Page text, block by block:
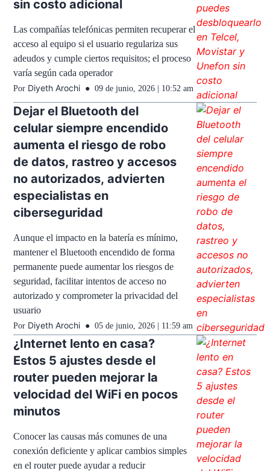
sin costo adicional
Las compañías telefónicas permiten recuperar el
acceso al equipo si el usuario regulariza sus
adeudos y cumple ciertos requisitos; el proceso
varía según cada operador
Por Diyeth Arochi 09 de junio, 2026 | 10:52 am
Dejar el Bluetooth del
celular siempre encendido
aumenta el riesgo de robo
de datos, rastreo y accesos
no autorizados, advierten
especialistas en
ciberseguridad
Aunque el impacto en la batería es mínimo,
mantener el Bluetooth encendido de forma
permanente puede aumentar los riesgos de
seguridad, facilitar intentos de acceso no
autorizado y comprometer la privacidad del
usuario
Por Diyeth Arochi 05 de junio, 2026 | 11:59 am
¿Internet lento en casa?
Estos 5 ajustes desde el
router pueden mejorar la
velocidad del WiFi en pocos
minutos
Conocer las causas más comunes de una
conexión deficiente y aplicar cambios simples
en el router puede ayudar a reducir